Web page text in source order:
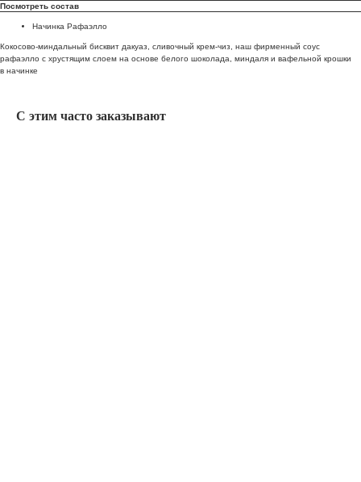
Посмотреть состав
Начинка Рафаэлло
Кокосово-миндальный бисквит дакуаз, сливочный крем-чиз, наш фирменный соус
рафаэлло с хрустящим слоем на основе белого шоколада, миндаля и вафельной крошки
в начинке
С этим часто заказывают